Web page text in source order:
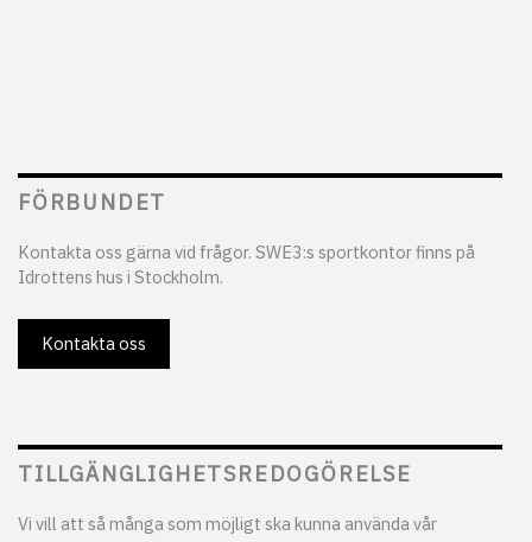
FÖRBUNDET
Kontakta oss gärna vid frågor. SWE3:s sportkontor finns på
Idrottens hus i Stockholm.
Kontakta oss
TILLGÄNGLIGHETSREDOGÖRELSE
Vi vill att så många som möjligt ska kunna använda vår